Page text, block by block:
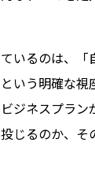
いるのは、「
いう明確な視
ジネスプラン
じるのか、そ